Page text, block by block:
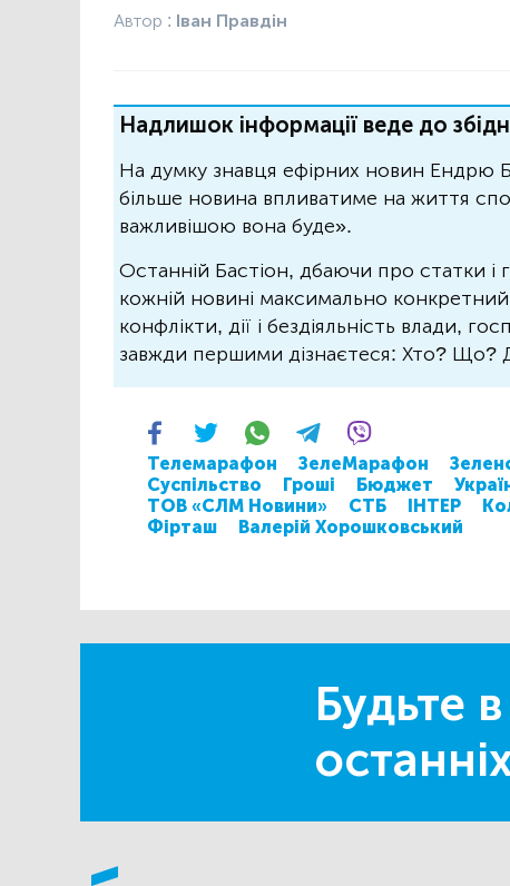
Автор : Іван Правдін
Надлишок інформації веде до
На думку знавця ефірних новин Ендрю
більше новина впливатиме на життя
важливішою вона буде».
Останній Бастіон, дбаючи про статки і
кожній новині максимально
конфлікти, дії і бездіяльність влади,
завжди першими дізнаєтеся: Хто?
Телемарафон ЗелеМарафон
Суспільство
Гроші Бюджет
ТОВ «СЛМ Новини»
СТБ ІНТЕР
Фірташ
Валерій Хорошковський
Будьте